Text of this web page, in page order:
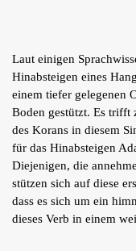
Laut einigen
Hinabsteigen eines
einem tiefer gelegenen
Boden gestützt. Es trifft
des Korans in diesem
für das Hinabsteigen
Diejenigen, die
stützen sich auf diese
dass es sich um ein
dieses Verb in einem